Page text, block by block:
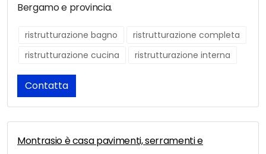
Bergamo e provincia.
ristrutturazione bagno
ristrutturazione completa
ristrutturazione cucina
ristrutturazione interna
Contatta
Montrasio è casa pavimenti, serramenti e